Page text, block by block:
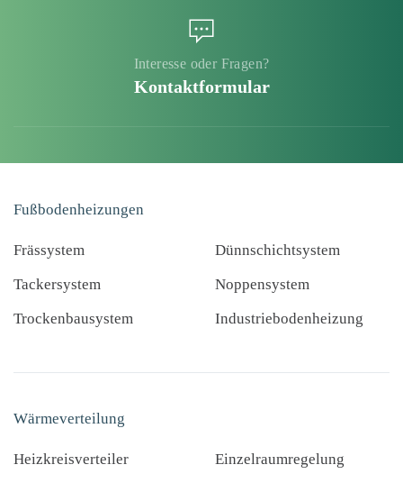
Interesse oder Fragen?
Kontaktformular
Fußbodenheizungen
Frässystem
Tackersystem
Trockenbausystem
Dünnschichtsystem
Noppensystem
Industriebodenheizung
Wärmeverteilung
Heizkreisverteiler
Einzelraumregelung